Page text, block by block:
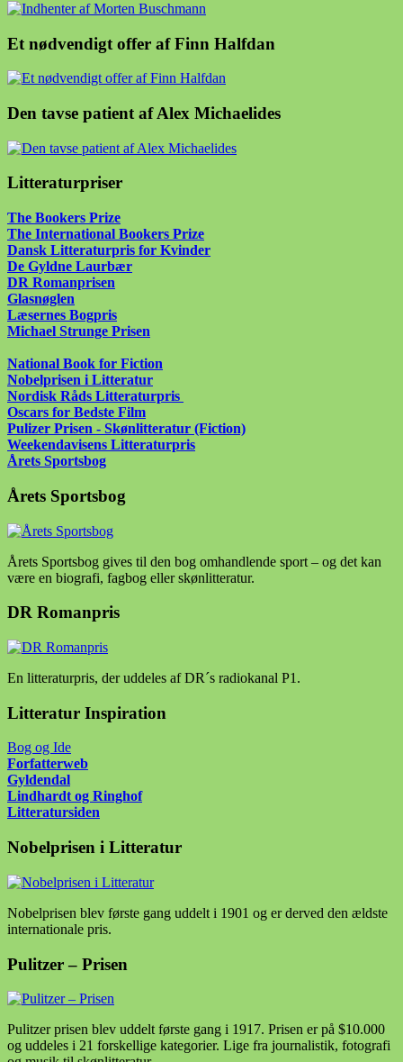
Et nødvendigt offer af Finn Halfdan
Den tavse patient af Alex Michaelides
Litteraturpriser
The Bookers Prize
The International Bookers Prize
Dansk Litteraturpris for Kvinder
De Gyldne Laurbær
DR Romanprisen
Glasnøglen
Læsernes Bogpris
Michael Strunge Prisen
National Book for Fiction
Nobelprisen i Litteratur
Nordisk Råds Litteraturpris
Oscars for Bedste Film
Pulizer Prisen - Skønlitteratur (Fiction)
Weekendavisens Litteraturpris
Årets Sportsbog
Årets Sportsbog
Årets Sportsbog gives til den bog omhandlende sport – og det kan
være en biografi, fagbog eller skønlitteratur.
DR Romanpris
En litteraturpris, der uddeles af DR´s radiokanal P1.
Litteratur Inspiration
Bog og Ide
Forfatterweb
Gyldendal
Lindhardt og Ringhof
Litteratursiden
Nobelprisen i Litteratur
Nobelprisen blev første gang uddelt i 1901 og er derved den ældste
internationale pris.
Pulitzer – Prisen
Pulitzer prisen blev uddelt første gang i 1917. Prisen er på $10.000
og uddeles i 21 forskellige kategorier. Lige fra journalistik, fotografi